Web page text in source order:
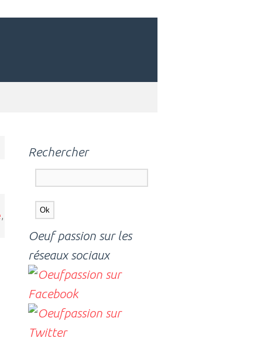
Rechercher
Oeuf passion sur les
réseaux sociaux